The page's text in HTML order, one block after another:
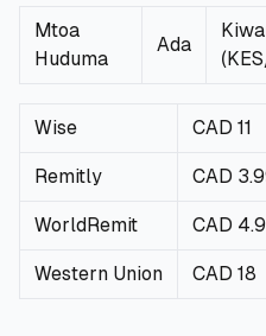
Mtoa
Huduma
Ada
Wise CAD 11
Remitly CAD
WorldRemit CAD
Western Union CAD 18